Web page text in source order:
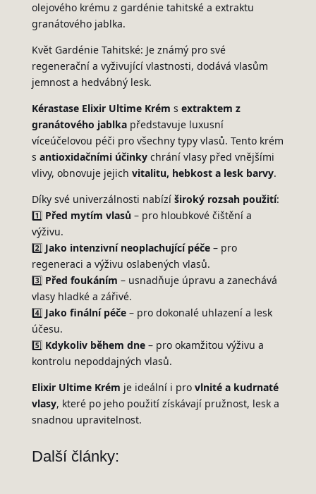
olejového krému z gardénie tahitské a extraktu
granátového jablka.
Květ Gardénie Tahitské: Je známý pro své
regenerační a vyživující vlastnosti, dodává vlasům
jemnost a hedvábný lesk.
Kérastase Elixir Ultime Krém s extraktem z
granátového jablkapředstavuje luxusní
víceúčelovou péči pro všechny typy vlasů. Tento krém
s antioxidačními účinkychrání vlasy před vnějšími
vlivy, obnovuje jejich vitalitu, hebkost a lesk barvy.
Díky své univerzálnosti nabízí široký rozsah použití:
1️⃣ Před mytím vlasů– pro hloubkové čištění a
výživu.
2️⃣ Jako intenzivní neoplachující péče– pro
regeneraci a výživu oslabených vlasů.
3️⃣ Před foukáním – usnadňuje úpravu a zanechává
vlasy hladké a zářivé.
4️⃣ Jako finální péče– pro dokonalé uhlazení a lesk
účesu.
5️⃣ Kdykoliv během dne– pro okamžitou výživu a
kontrolu nepoddajných vlasů.
Elixir Ultime Krém je ideální i pro vlnité a kudrnaté
vlasy, které po jeho použití získávají pružnost, lesk a
snadnou upravitelnost.
Další články: